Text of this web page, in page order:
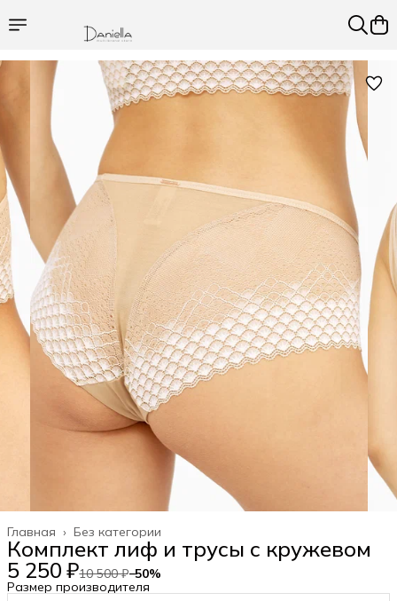
Без категории
Главная ›
Комплект лиф и трусы с кружевом
5 250 ₽10 500 ₽−50%
Размер производителя